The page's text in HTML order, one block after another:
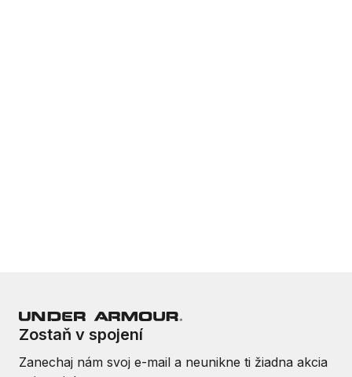
Zostaň v spojení
Zanechaj nám svoj e-mail a neunikne ti žiadna akcia